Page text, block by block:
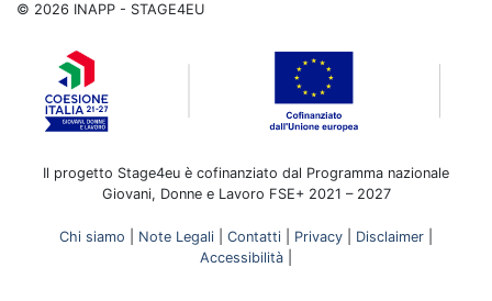
© 2026 INAPP - STAGE4EU
Il progetto Stage4eu è cofinanziato dal Programma nazionale
Giovani, Donne e Lavoro FSE+ 2021 – 2027
Chi siamo Note Legali Contatti Privacy Disclaimer
Accessibilità